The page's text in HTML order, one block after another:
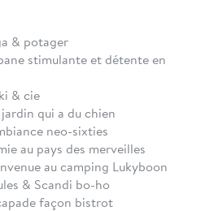
& potager
stimulante et détente en
& cie
qui a du chien
neo-sixties
au pays des merveilles
au camping Lukyboon
& Scandi bo-ho
façon bistrot